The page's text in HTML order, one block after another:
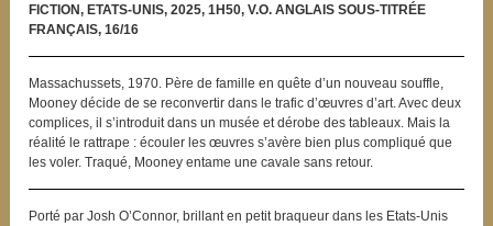
FICTION, ETATS-UNIS, 2025, 1H50, V.O. ANGLAIS SOUS-TITRÉE
FRANÇAIS, 16/16
Massachussets, 1970. Père de famille en quête d’un nouveau souffle,
Mooney décide de se reconvertir dans le trafic d’œuvres d’art. Avec deux
complices, il s’introduit dans un musée et dérobe des tableaux. Mais la
réalité le rattrape : écouler les œuvres s’avère bien plus compliqué que
les voler. Traqué, Mooney entame une cavale sans retour.
Porté par Josh O’Connor, brillant en petit braqueur dans les Etats-Unis